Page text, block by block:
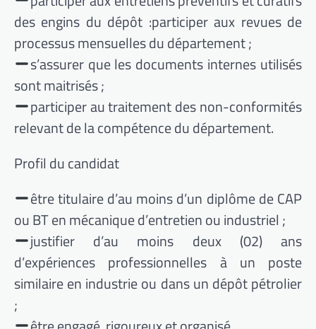
des engins du dépôt :participer aux revues de
processus mensuelles du département ;
s’assurer que les documents internes utilisés
sont maitrisés ;
participer au traitement des non-conformités
relevant de la compétence du département.
Profil du candidat
être titulaire d’au moins d’un diplôme de CAP
ou BT en mécanique d’entretien ou industriel ;
justifier d’au moins deux (02) ans
d’expériences professionnelles à un poste
similaire en industrie ou dans un dépôt pétrolier
;